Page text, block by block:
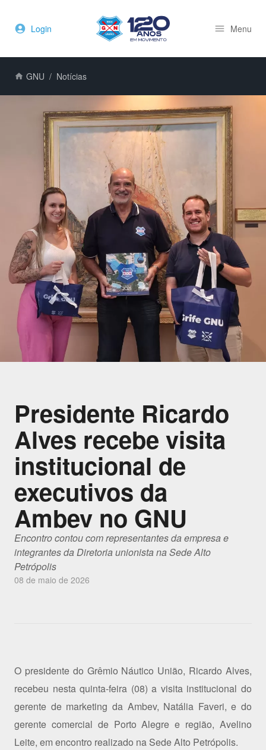
Login Menu
GNU Notícias
Presidente Ricardo
Alves recebe visita
institucional de
executivos da
Ambev no GNU
Encontro contou com representantes da empresa e
integrantes da Diretoria unionista na Sede Alto
Petrópolis
08 de maio de 2026
O presidente do Grêmio Náutico União, Ricardo Alves,
recebeu nesta quinta-feira (08) a visita institucional do
gerente de marketing da Ambev, Natália Faveri, e do
gerente comercial de Porto Alegre e região, Avelino
Leite, em encontro realizado na Sede Alto Petrópolis.